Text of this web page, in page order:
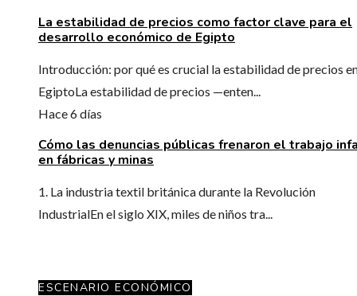
La estabilidad de precios como factor clave para el
desarrollo económico de Egipto
Introducción: por qué es crucial la estabilidad de precios
EgiptoLa estabilidad de precios —enten...
Hace 6 días
Cómo las denuncias públicas frenaron el trabajo
en fábricas y minas
1. La industria textil británica durante la Revolución
IndustrialEn el siglo XIX, miles de niños tra...
ESCENARIO ECONÓMICO